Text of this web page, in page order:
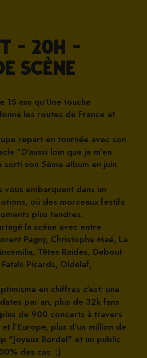
- 20h -
scène
15 ans qu'Une touche
les routes de France et
repart en tournée avec son
"D'aussi loin que je m'en
sorti son 5ème album en juin
vous embarquent dans un
où des morceaux festifs
plus tendres.
la scène avec entre
Pagny, Christophe Maé, La
Têtes Raides, Debout
Picards, Oldelaf,
en chiffres c'est: une
par an, plus de 32k fans
de 900 concerts à travers
l’Europe, plus d’un million de
"Joyeux Bordel" et un public
des cas ;)